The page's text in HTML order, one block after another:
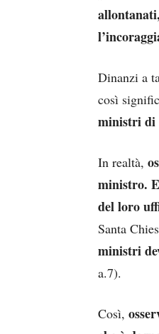
Dinanzi a
così
ministri di
In realtà,
ministro.
del loro
Santa
ministri
a.7).
Così,